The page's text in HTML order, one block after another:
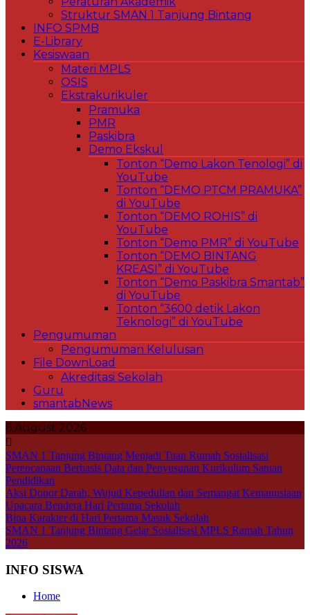
Struktur SMAN 1 Tanjung Bintang
INFO SPMB
E-Library
Kesiswaan
Materi MPLS
OSIS
Ekstrakurikuler
Pramuka
PMR
Paskibra
Demo Ekskul
Tonton “Demo Lakon Tenologi” di
YouTube
Tonton “DEMO PTCM PRAMUKA”
di YouTube
Tonton “DEMO ROHIS” di
YouTube
Tonton “Demo PMR” di YouTube
Tonton “DEMO BINTANG
KREASI” di YouTube
Tonton “Demo Paskibra Smantab”
di YouTube
Tonton “3600 detik Lakon
Teknologi” di YouTube
Pengumuman
Pengumuman Kelulusan
File DownLoad
Akreditasi Sekolah
Guru
smantabNews
6 August 2026
SMAN 1 Tanjung Bintang Menjadi Tuan Rumah Sosialisasi
Perencanaan Berbasis Data dan Penyusunan Kurikulum Satuan
Pendidikan
Aksi Donor Darah, Wujud Kepedulian dan Semangat Kemanusiaan
Upacara Bendera Hari Pertama Sekolah
Bina Karakter di Hari Pertama Masuk Sekolah
SMAN 1 Tanjung Bintang Gelar Sosialisasi MPLS Ramah Tahun
2026
INFO SISWA
Home